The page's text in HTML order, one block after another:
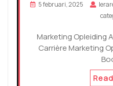
5 februari, 2025
Marketing Opleiding
Carrière Marketing